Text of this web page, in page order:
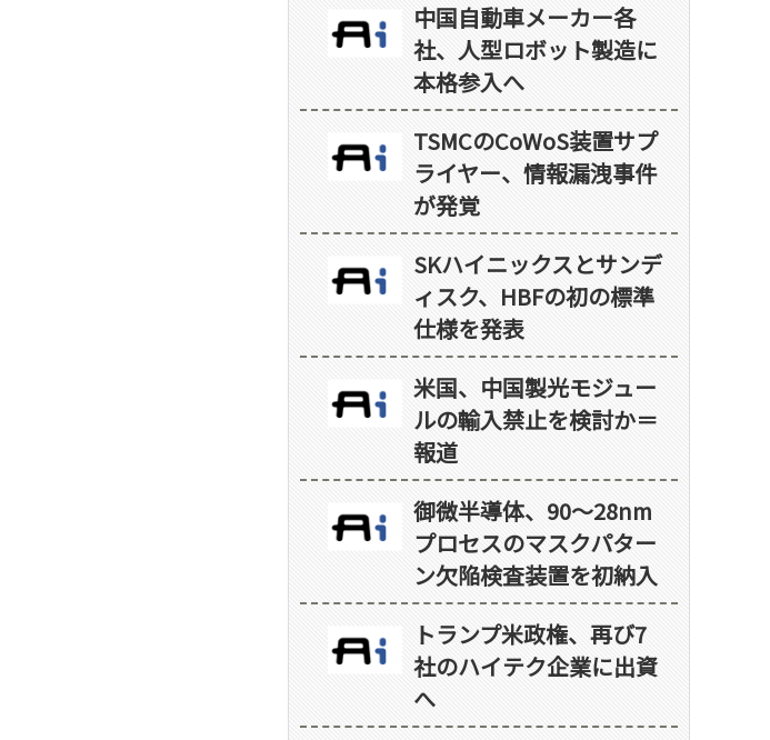
中国自動車メーカー各
社、人型ロボット製造に
本格参入へ
TSMCのCoWoS装置サプ
ライヤー、情報漏洩事件
が発覚
SKハイニックスとサンデ
ィスク、HBFの初の標準
仕様を発表
米国、中国製光モジュー
ルの輸入禁止を検討か＝
報道
御微半導体、90～28nm
プロセスのマスクパター
ン欠陥検査装置を初納入
トランプ米政権、再び7
社のハイテク企業に出資
へ